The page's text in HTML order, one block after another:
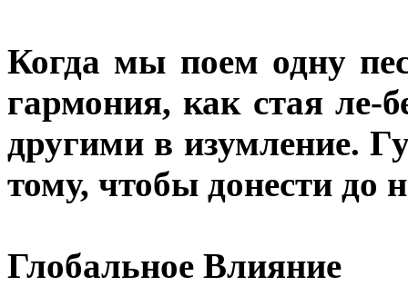
Когда мы поем одну
гармония, как стая ле-
другими в изумление.
тому, чтобы донести до
Глобальное Влияние